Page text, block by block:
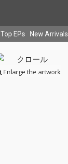
Top EPs New Arrivals
Enlarge the artwork